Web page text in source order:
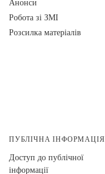
Робота зі ЗМІ
Розсилка матеріалів
ПУБЛІЧНА ІНФОРМАЦІЯ
Доступ до публічної
інформації